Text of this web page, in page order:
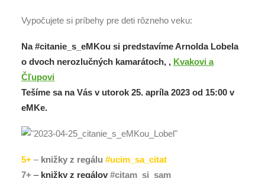
Vypočujete si príbehy pre deti rôzneho veku:
Na#citanie_s_eMKou si predstavímeArnolda Lobela
o dvoch nerozlučných kamarátoch, , Kvakovi a
Čľupovi
Tešíme sa na Vás v utorok 25. apríla 2023 od 15:00 v
eMKe.
5+ – knižky z regálu #ucim_sa_citat
7+ – knižky z regálov #citam_si_sam